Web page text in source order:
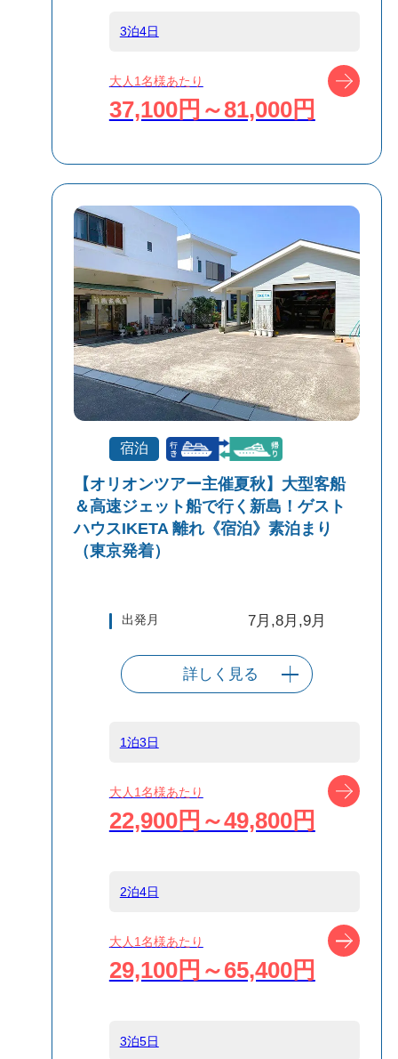
食事条件
リクエスト受付
商品対象
3泊4日
大人1名様あたり
37,100円～81,000円
宿泊
【オリオンツアー主催夏秋】大型客船
＆高速ジェット船で行く新島！ゲスト
ハウスIKETA 離れ《宿泊》素泊まり
（東京発着）
出発月 7月,8月,9月
出発港
東京（竹芝客船
往路大型客船/復
路高速ジェット
船
島
宿泊名
ゲストハウス
IKETA
食事条件
詳しく見る
1泊3日
大人1名様あたり
22,900円～49,800円
2泊4日
大人1名様あたり
29,100円～65,400円
3泊5日